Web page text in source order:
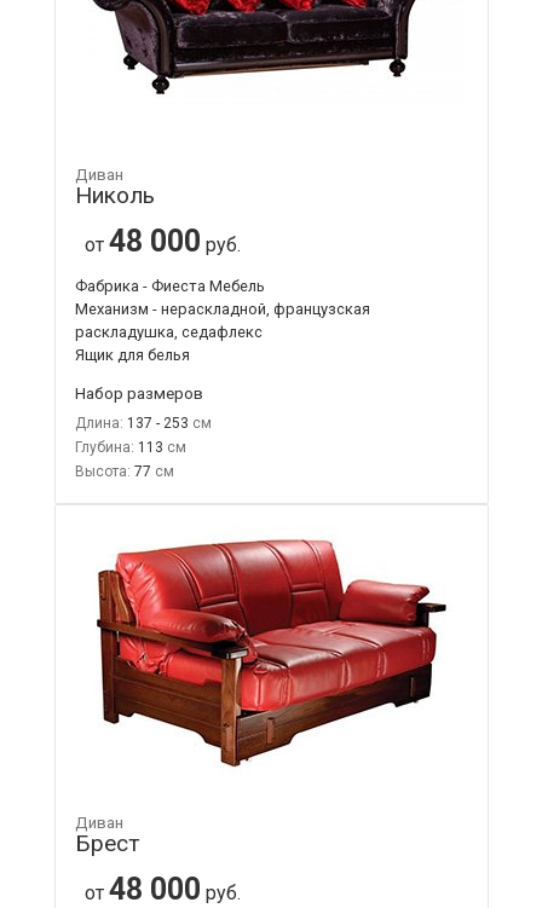
Диван
Николь
от 48 000 руб.
Фабрика - Фиеста Мебель
Механизм - нераскладной, французская
раскладушка, седафлекс
Ящик для белья
Набор размеров
Длина: 137 - 253
Глубина: 113
Высота: 77
Диван
Брест
от 48 000 руб.